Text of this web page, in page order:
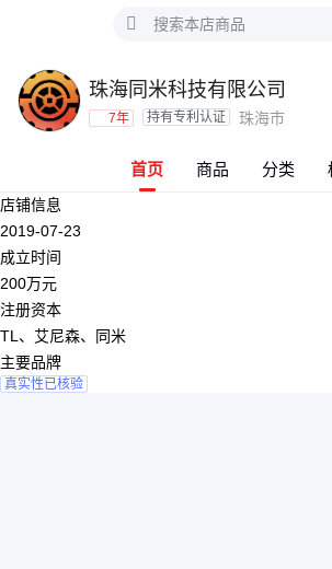
珠海同米科技有限公司
7年 持有专利认证 珠海市
首页 商品 分类
店铺信息
2019-07-23
成立时间
200万元
注册资本
TL、艾尼森、同米
主要品牌
真实性已核验